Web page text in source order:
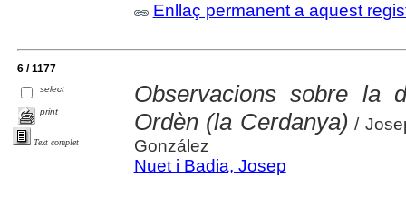
Enllaç permanent a aquest
6 / 1177
select
print
Text complet
Observacions sobre la
Ordèn (la Cerdanya) /
González
Nuet i Badia, Josep